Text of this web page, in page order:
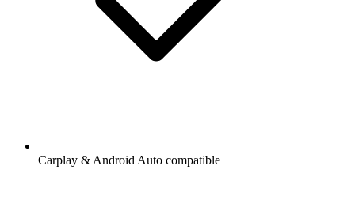
Carplay & Android Auto compatible